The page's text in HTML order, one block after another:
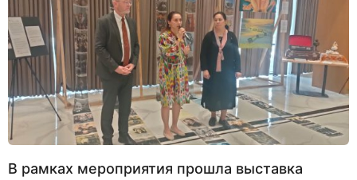
В рамках мероприятия прошла выставка